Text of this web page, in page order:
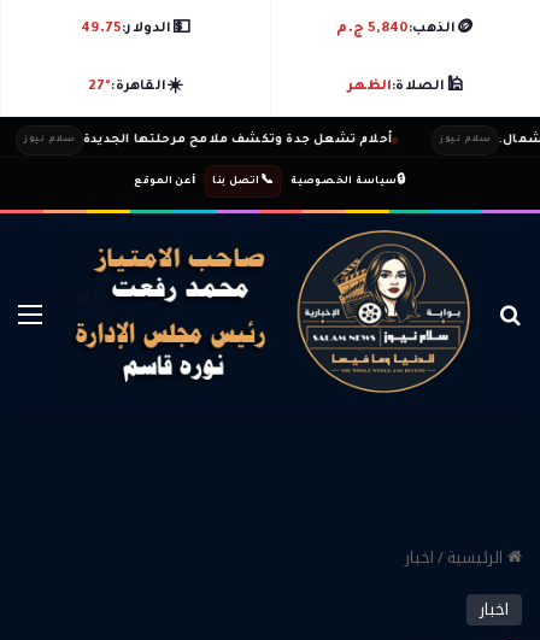
🪙 الذهب:5,840 ج.م 💵 الدولار:49.75
🕌 الصلاة:الظهر ☀️القاهرة:27°
سلام نيوز أحلام تشعل جدة وتكشف ملامح مرحلتها الجديدة سلام نيوز
🔒سياسة الخصوصية 📞 اتصل بنا ℹ️عن الموقع
بحث عن
الرئيسية/اخبار
اخبار